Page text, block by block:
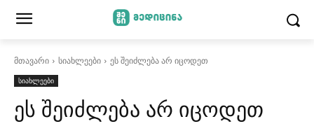
მთავარი სიახლეები
ეს შეიძლება არ იცოდეთ
სიახლეები
ეს შეიძლება არ იცოდეთ